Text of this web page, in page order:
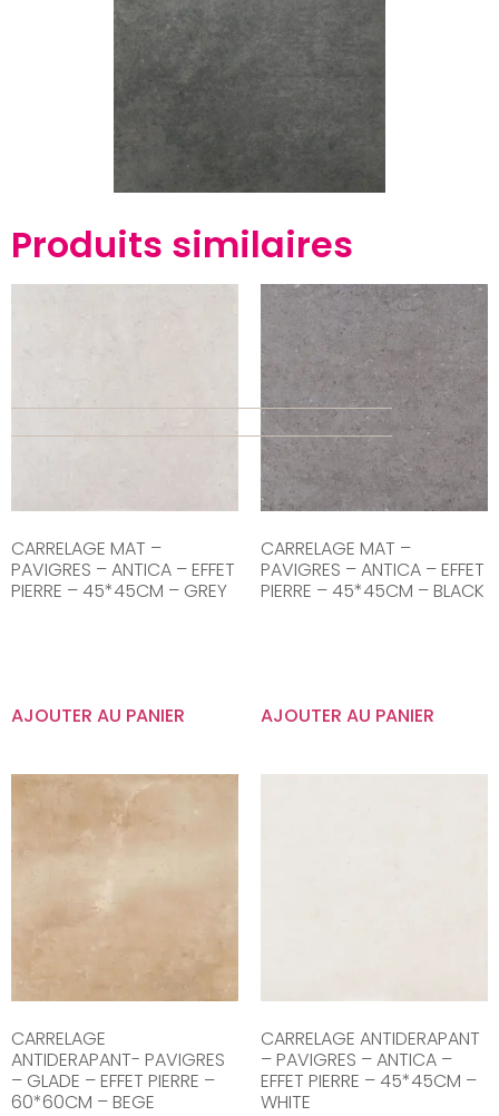
Produits similaires
CARRELAGE MAT –
PAVIGRES – ANTICA – EFFET
PIERRE – 45*45CM – GREY
AJOUTER AU PANIER
CARRELAGE MAT –
PAVIGRES – ANTICA – EFFET
PIERRE – 45*45CM – BLACK
AJOUTER AU PANIER
CARRELAGE
ANTIDERAPANT- PAVIGRES
– GLADE – EFFET PIERRE –
60*60CM – BEGE
CARRELAGE ANTIDERAPANT
– PAVIGRES – ANTICA –
EFFET PIERRE – 45*45CM –
WHITE